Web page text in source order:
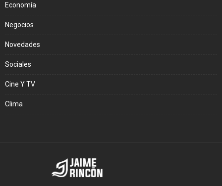
Economía
Negocios
Novedades
Sociales
Cine Y TV
Clima